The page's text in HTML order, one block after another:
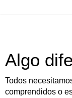
Algo
Todos
comprendidos o